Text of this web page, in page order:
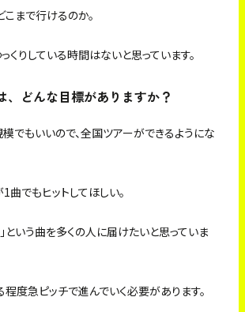
まで行けるのか。
くりしている時間はないと思っています。
、どんな目標がありますか？
でもいいので、全国ツアーができるようにな
曲でもヒットしてほしい。
という曲を多くの人に届けたいと思っていま
程度急ピッチで進んでいく必要があります。